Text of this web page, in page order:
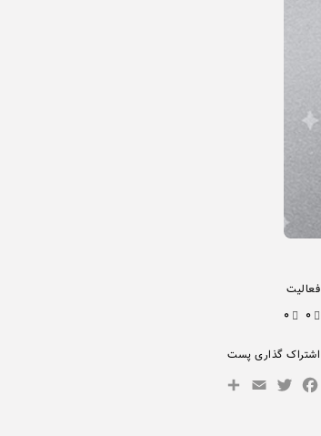
فعالیت
۰ ۰
اشتراک گذاری پست
Facebook
Twitter
Email
Share